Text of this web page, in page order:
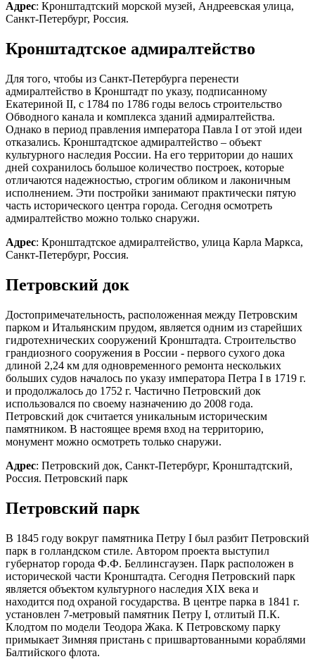
Адрес: Кронштадтский морской музей, Андреевская улица,
Санкт-Петербург, Россия.
Кронштадтское адмиралтейство
Для того, чтобы из Санкт-Петербурга перенести
адмиралтейство в Кронштадт по указу, подписанному
Екатериной II, с 1784 по 1786 годы велось строительство
Обводного канала и комплекса зданий адмиралтейства.
Однако в период правления императора Павла I от этой идеи
отказались. Кронштадтское адмиралтейство – объект
культурного наследия России. На его территории до наших
дней сохранилось большое количество построек, которые
отличаются надежностью, строгим обликом и лаконичным
исполнением. Эти постройки занимают практически пятую
часть исторического центра города. Сегодня осмотреть
адмиралтейство можно только снаружи.
Адрес: Кронштадтское адмиралтейство, улица Карла Маркса,
Санкт-Петербург, Россия.
Петровский док
Достопримечательность, расположенная между Петровским
парком и Итальянским прудом, является одним из старейших
гидротехнических сооружений Кронштадта. Строительство
грандиозного сооружения в России - первого сухого дока
длиной 2,24 км для одновременного ремонта нескольких
больших судов началось по указу императора Петра I в 1719 г.
и продолжалось до 1752 г. Частично Петровский док
использовался по своему назначению до 2008 года.
Петровский док считается уникальным историческим
памятником. В настоящее время вход на территорию,
монумент можно осмотреть только снаружи.
Адрес: Петровский док, Санкт-Петербург, Кронштадтский,
Россия. Петровский парк
Петровский парк
В 1845 году вокруг памятника Петру I был разбит Петровский
парк в голландском стиле. Автором проекта выступил
губернатор города Ф.Ф. Беллинсгаузен. Парк расположен в
исторической части Кронштадта. Сегодня Петровский парк
является объектом культурного наследия XIX века и
находится под охраной государства. В центре парка в 1841 г.
установлен 7-метровый памятник Петру I, отлитый П.К.
Клодтом по модели Теодора Жака. К Петровскому парку
примыкает Зимняя пристань с пришвартованными кораблями
Балтийского флота.